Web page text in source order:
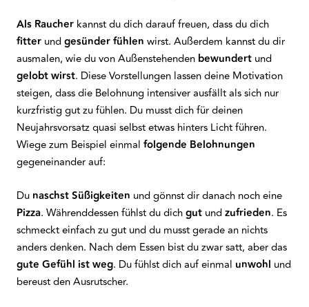
Als Raucher kannst du dich darauf freuen, dass du dich
fitter undgesünder fühlen wirst. Außerdem kannst du dir
ausmalen, wie du von Außenstehenden bewundert und
gelobt wirst. Diese Vorstellungen lassen deine Motivation
steigen, dass die Belohnung intensiver ausfällt als sich nur
kurzfristig gut zu fühlen. Du musst dich für deinen
Neujahrsvorsatz quasi selbst etwas hinters Licht führen.
Wiege zum Beispiel einmal folgende Belohnungen
gegeneinander auf:
Du naschst Süßigkeiten und gönnst dir danach noch eine
Pizza. Währenddessen fühlst du dichgut undzufrieden. Es
schmeckt einfach zu gut und du musst gerade an nichts
anders denken. Nach dem Essen bist du zwar satt, aber das
gute Gefühl ist weg. Du fühlst dich auf einmal unwohl und
bereust den Ausrutscher.